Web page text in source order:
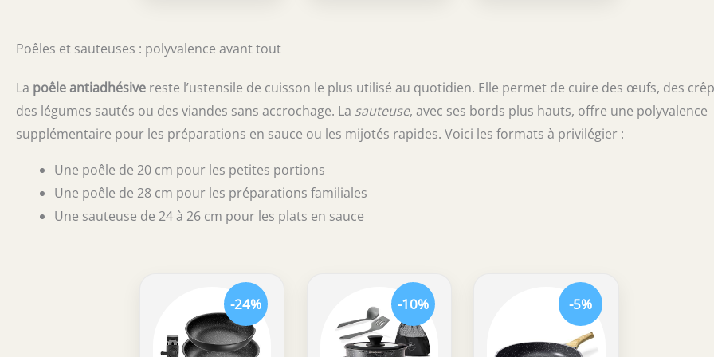
Casseroles
cm + 3
Couvercles
Verre
Ø16,20,24
cm +
manche
amovible,
Tous feux
Poêles et sauteuses : polyvalence avant tout
La poêle antiadhésive reste l’ustensile de cuisson le plus utilisé au quotidien. Elle permet de cuire des œufs, des
des légumes sautés ou des viandes sans accrochage. La sauteuse, avec ses bords plus hauts, offre une polyvalence
supplémentaire pour les préparations en sauce ou les mijotés rapides. Voici les formats à privilégier :
Une poêle de 20 cm pour les petites portions
Une poêle de 28 cm pour les préparations familiales
Une sauteuse de 24 à 26 cm pour les plats en sauce
-24% -10% -5%